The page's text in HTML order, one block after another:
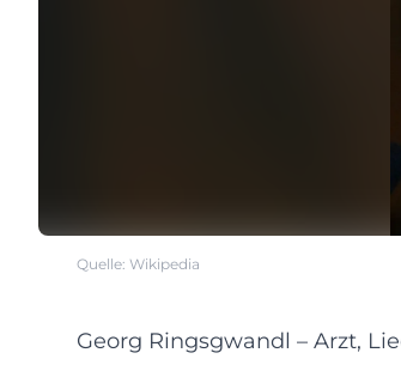
Quelle: Wikipedia
Georg Ringsgwandl – Arzt,